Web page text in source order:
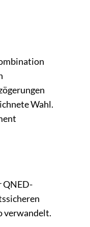
Wahl.
QNED-
verwandelt.